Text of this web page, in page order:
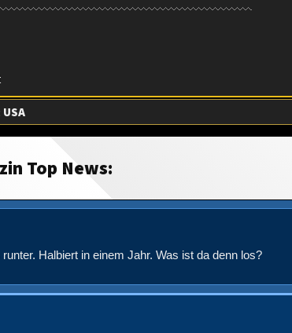
USA
Top News:
Halbiert in einem Jahr. Was ist da denn los?